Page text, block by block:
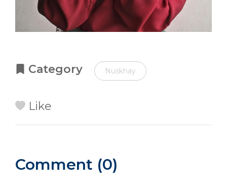
Category Nuskhay
Like
Comment (0)